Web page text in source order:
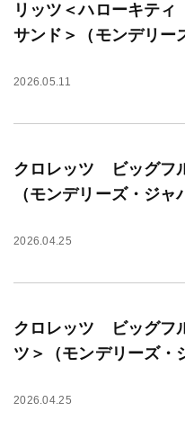
リッツ＜ハローキテ
サンド＞（モンデリー
2026.05.11
クロレッツ ビッグフ
（モンデリーズ・ジ
2026.04.25
クロレッツ ビッグフ
ツ＞（モンデリーズ
2026.04.25